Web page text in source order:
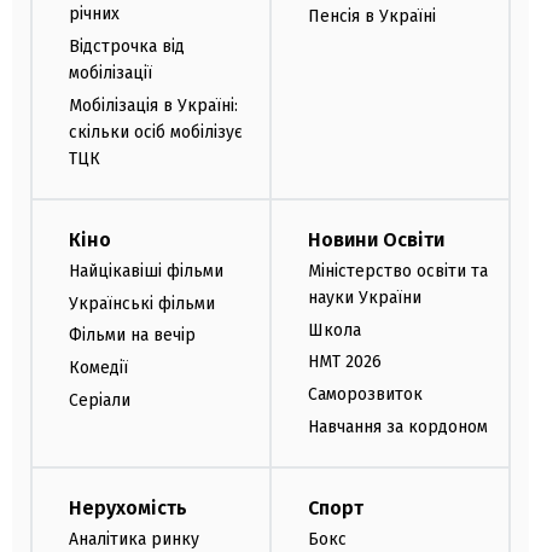
річних
Відстрочка від
мобілізації
Мобілізація в Україні:
скільки осіб мобілізує
ТЦК
Пенсія в Україні
Кіно
Найцікавіші фільми
Українські фільми
Фільми на вечір
Комедії
Серіали
Новини Освіти
Міністерство освіти та
науки України
Школа
НМТ 2026
Саморозвиток
Навчання за кордоном
Нерухомість
Аналітика ринку
Спорт
Бокс